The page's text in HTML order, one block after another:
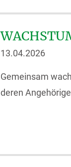
13.04.2026
Gemeinsam
deren